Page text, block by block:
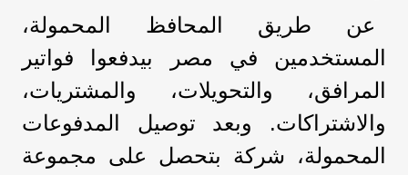
عن طريق المحافظ المحمولة،
المستخدمين في مصر بيدفعوا فواتير
المرافق، والتحويلات، والمشتريات،
والاشتراكات. وبعد توصيل المدفوعات
المحمولة، شركة بتحصل على مجموعة